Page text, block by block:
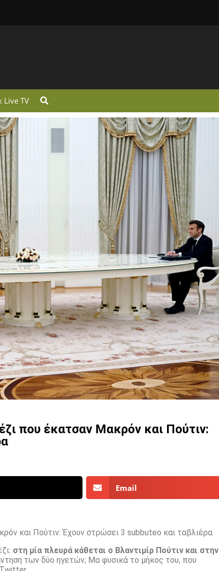
Live TV
που έκατσαν Μακρόν και Πούτιν:
Email
και Πούτιν: Έχουν στρώσει 3 subbuteo και ταβλιέρα
στη μία πλευρά κάθεται ο Βλαντιμίρ Πούτιν και στην
των δύο ηγετών; Μα φυσικά το μήκος του, που